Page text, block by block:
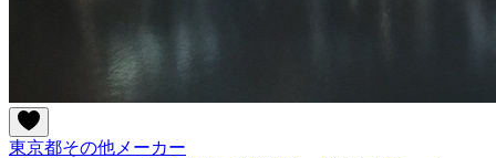
東京都その他 メーカー